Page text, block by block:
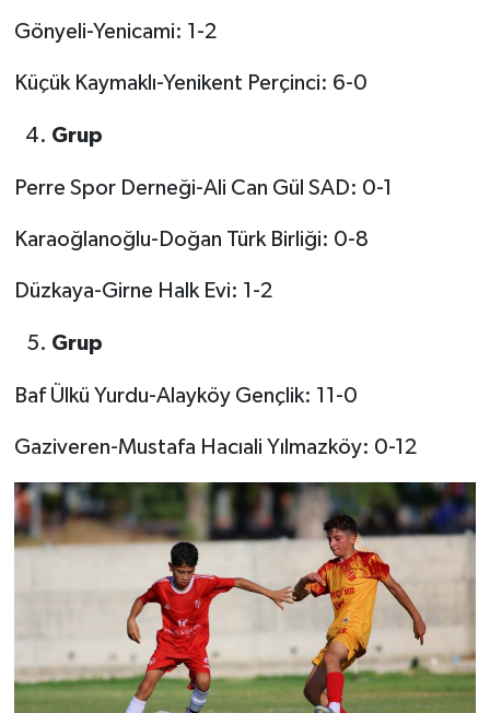
Gönyeli-Yenicami: 1-2
Küçük Kaymaklı-Yenikent Perçinci: 6-0
Grup
Perre Spor Derneği-Ali Can Gül SAD: 0-1
Karaoğlanoğlu-Doğan Türk Birliği: 0-8
Düzkaya-Girne Halk Evi: 1-2
Grup
Baf Ülkü Yurdu-Alayköy Gençlik: 11-0
Gaziveren-Mustafa Hacıali Yılmazköy: 0-12